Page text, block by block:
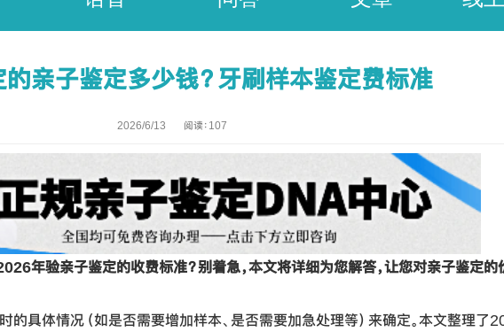
的亲子鉴定多少钱？牙刷样本鉴定费标准
2026/6/13 阅读： 107
年验亲子鉴定的收费标准？别着急，本文将详细为您解答，让您对亲子鉴定的
的具体情况（如是否需要增加样本、是否需要加急处理等）来确定。本文整理了